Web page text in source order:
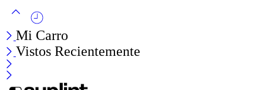
Mi Carro
Vistos Recientemente